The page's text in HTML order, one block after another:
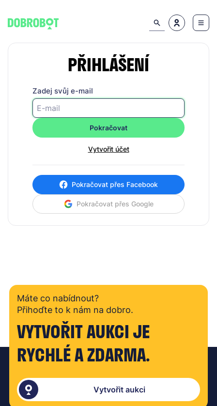
PŘIHLÁŠENÍ
Zadej svůj e-mail
Pokračovat
Vytvořit účet
Pokračovat přes Facebook
Pokračovat přes Google
Máte co nabídnout?
Přihoďte to k nám na dobro.
VYTVOŘIT AUKCI JE
RYCHLÉ A ZDARMA.
Vytvořit aukci